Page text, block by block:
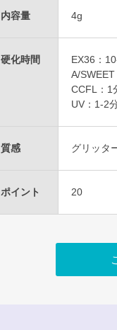
内容量 4g
硬化時間
EX36：
A/
CCFL：1
UV：1-2
質感 グリッタ
ポイント 20